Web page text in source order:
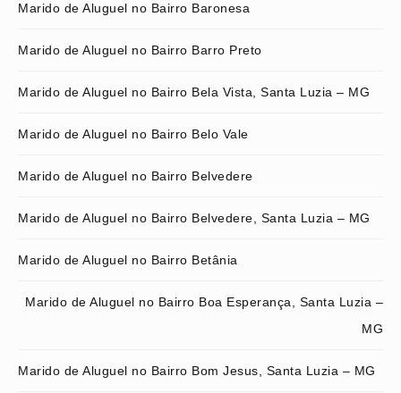
Marido de Aluguel no Bairro Baronesa
Marido de Aluguel no Bairro Barro Preto
Marido de Aluguel no Bairro Bela Vista, Santa Luzia – MG
Marido de Aluguel no Bairro Belo Vale
Marido de Aluguel no Bairro Belvedere
Marido de Aluguel no Bairro Belvedere, Santa Luzia – MG
Marido de Aluguel no Bairro Betânia
Marido de Aluguel no Bairro Boa Esperança, Santa Luzia –
MG
Marido de Aluguel no Bairro Bom Jesus, Santa Luzia – MG